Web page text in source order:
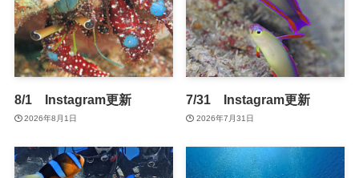
8/1 Instagram更新
2026年8月1日
7/31 Instagram更新
2026年7月31日